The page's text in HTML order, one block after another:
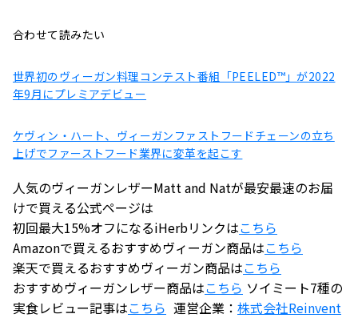
合わせて読みたい
世界初のヴィーガン料理コンテスト番組「PEELED™」が2022
年9月にプレミアデビュー
ケヴィン・ハート、ヴィーガンファストフードチェーンの立ち
上げでファーストフード業界に変革を起こす
人気のヴィーガンレザーMatt and Natが最安最速のお届
けで買える公式ページは
初回最大15%オフになるiHerbリンクはこちら
Amazonで買えるおすすめヴィーガン商品はこちら
楽天で買えるおすすめヴィーガン商品はこちら
おすすめヴィーガンレザー商品はこちら ソイミート7種の
実食レビュー記事はこちら 運営企業： 株式会社Reinvent